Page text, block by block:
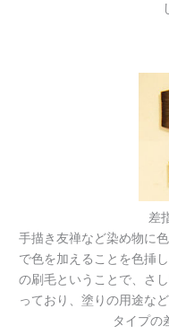
差
手描き友禅など染め物に
で色を加えることを色挿
の刷毛ということで、さ
っており、塗りの用途な
タイプの